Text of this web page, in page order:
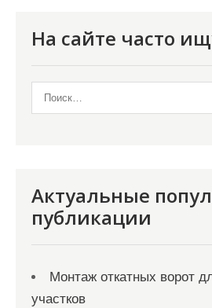
На сайте часто
Актуальные
публикации
Монтаж откатных ворот
участков